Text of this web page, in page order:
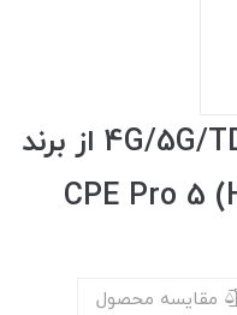
مودم سیمکارتی 4G/5G/TD LTE از برند
مقایسه محصول